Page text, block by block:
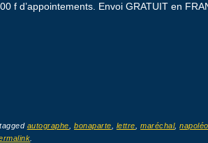
f d’appointements. Envoi GRATUIT en
autographe ,bonaparte lettre ,maréchal,